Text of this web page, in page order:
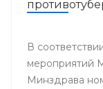
В
мероприятий
Минздрава